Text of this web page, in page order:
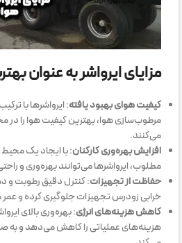
مزایای ایرواشر به عنوان
کیفیت هوای بهبود یافته: ایرواشرها با
مرطوب‌سازی هوا، بهترین کیفیت هوا را
می‌کنند.
افزایش بهره‌وری کارکنان: با ایجاد یک محیط
مطلوب، ایرواشرها می‌توانند بهره‌وری و
حفاظت از تجهیزات: کنترل دقیق رطوبت و
خرابی زودرس تجهیزات جلوگیری کرده و
کاهش هزینه‌های انرژی: بهره‌وری بالای
هزینه‌های عملیاتی را کاهش می‌دهد و به